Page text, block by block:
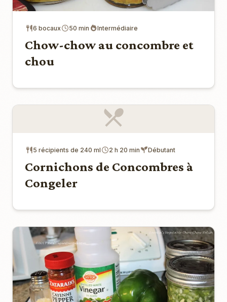
6 bocaux 50 min Intermédiaire
Chow-chow au concombre et
chou
5 récipients de 240 ml 2 h 20 min Débutant
Cornichons de Concombres à
Congeler